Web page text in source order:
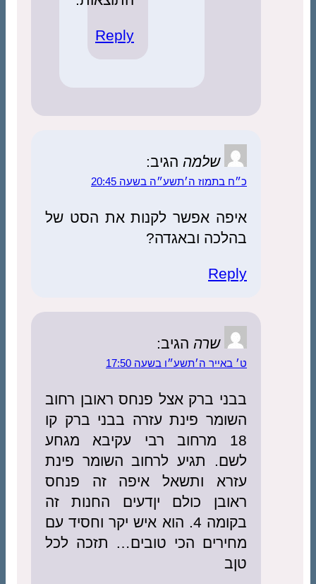
Reply
שלמה הגיב:
כ״ח בתמוז ה׳תשע״ה בשעה 20:45
איפה אפשר לקנות את הסט של
בהלכה ובאגדה?
Reply
שרה הגיב:
ט׳ באייר ה׳תשע״ו בשעה 17:50
בבני ברק אצל פנחס ראובן רחוב
השומר פינת עזרה בבני ברק קו
18 מרחוב רבי עקיבא מגחע
לשם. תגיע לרחוב השומר פינת
עזרא ותשאל איפה זה פנחס
ראובן כולם יןדעים החנות זה
בקומה 4. הוא איש יקר וחסיד עם
מחירים הכי טובים… תזכה לכל